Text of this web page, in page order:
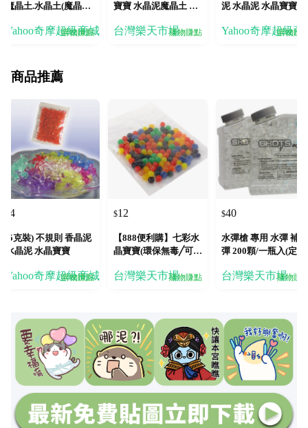
魔晶土.水晶土(魔晶球.
公克裝
Yahoo奇摩超級商城
購物賺點
寶寶 水晶泥魔晶土 水
壤種子 取代泥土 水晶
台灣樂天市場購物賺點
泥 水晶泥 水晶寶寶
Yahoo奇摩超級商
購物賺
商品推薦
4
(5克裝) 不規則 香晶泥
水晶泥 水晶寶寶
Yahoo奇摩超級商城
購物賺點
$12
【888便利購】七彩水
晶寶寶(環保無毒╱可重
台灣樂天市場購物賺點
$40
水彈槍 專用 水彈 補充
彈 200顆/一瓶入(定
寶 水彈珠 水精靈 水彈
台灣樂天市場購物賺